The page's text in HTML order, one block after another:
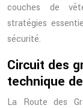
couches de
stratégies
sécurité.
Circuit des
technique
La Route des